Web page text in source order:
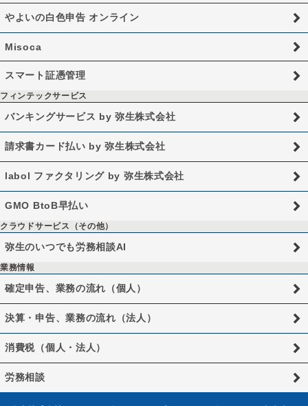
やよいの白色申告 オンライン
Misoca
スマート証憑管理
フィンテックサービス
バンキングサービス by 弥生株式会社
請求書カード払い by 弥生株式会社
labol ファクタリング by 弥生株式会社
GMO BtoB早払い
クラウドサービス（その他）
弥生のいつでも労務相談AI
業務情報
確定申告、業務の流れ（個人）
決算・申告、業務の流れ（法人）
消費税（個人・法人）
労務相談